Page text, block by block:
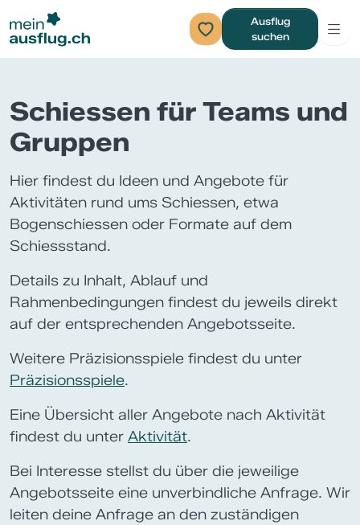
Ausflug
suchen
Schiessen für Teams und
Gruppen
Hier findest du Ideen und Angebote für
Aktivitäten rund ums Schiessen, etwa
Bogenschiessen oder Formate auf dem
Schiessstand.
Details zu Inhalt, Ablauf und
Rahmenbedingungen findest du jeweils direkt
auf der entsprechenden Angebotsseite.
Weitere Präzisionsspiele findest du unter
Präzisionsspiele.
Eine Übersicht aller Angebote nach Aktivität
findest du unter Aktivität.
Bei Interesse stellst du über die jeweilige
Angebotsseite eine unverbindliche Anfrage. Wir
leiten deine Anfrage an den zuständigen